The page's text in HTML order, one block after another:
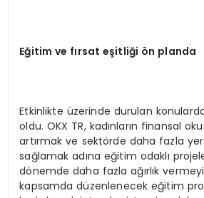
Eğitim ve fırsat eşitliği ön planda
Etkinlikte üzerinde durulan
oldu. OKX TR, kadınların finansal
artırmak ve sektörde daha fazla yer
sağlamak adına eğitim odaklı
dönemde daha fazla ağırlık vermeyi
kapsamda düzenlenecek eğitim